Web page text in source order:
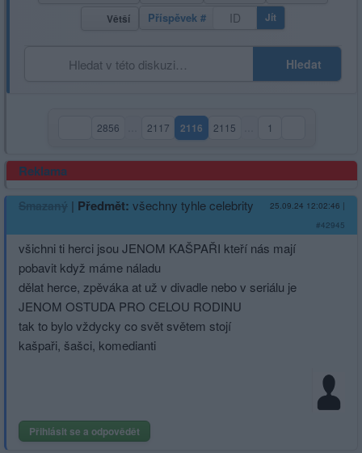
Větší
Příspěvek # Jít
Hledat
2856 2117 2116(aktuální strana)
2115 1
Reklama
Smazaný | Předmět: všechny tyhle celebrity 25.09.24 12:02:46 |
#42945
všichni ti herci jsou JENOM KAŠPAŘI kteří nás mají
pobavit když máme náladu
dělat herce, zpěváka at už v divadle nebo v seriálu je
JENOM OSTUDA PRO CELOU RODINU
tak to bylo vždycky co svět světem stojí
kašpaři, šašci, komedianti
Přihlásit se a odpovědět